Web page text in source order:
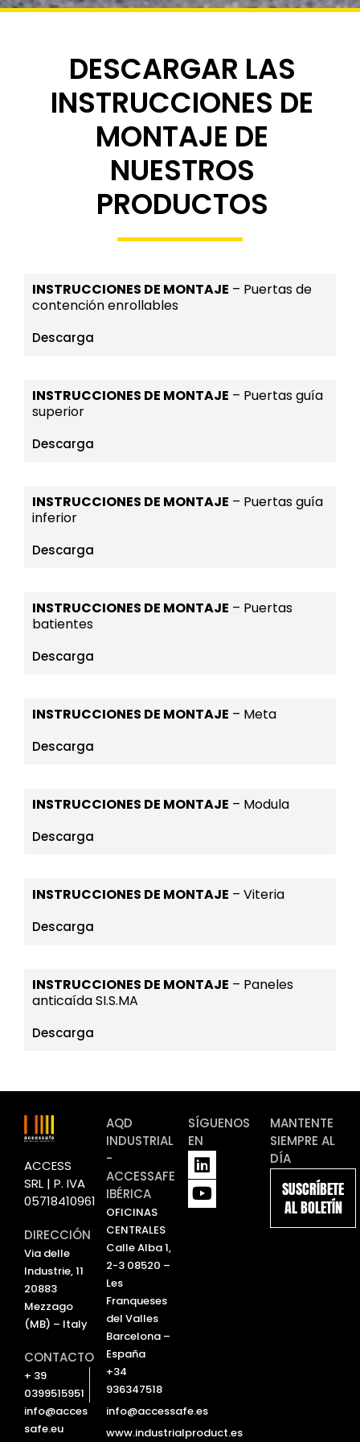
Instrucciones de
montaje
Descarga los archivos de tu interés
Contáctanos
DESCARGAR LAS
INSTRUCCIONES DE
MONTAJE DE
NUESTROS
PRODUCTOS
INSTRUCCIONES DE MONTAJE – Puertas de
contención enrollables
Descarga
INSTRUCCIONES DE MONTAJE – Puertas guía
superior
Descarga
INSTRUCCIONES DE MONTAJE – Puertas guía
inferior
Descarga
INSTRUCCIONES DE MONTAJE – Puertas
batientes
Descarga
INSTRUCCIONES DE MONTAJE – Meta
Descarga
INSTRUCCIONES DE MONTAJE – Modula
Descarga
INSTRUCCIONES DE MONTAJE – Viteria
Descarga
INSTRUCCIONES DE MONTAJE – Paneles
anticaída SI.S.MA
Descarga
ACCESS
SRL | P. IVA
05718410961
DIRECCIÓN
Via delle
Industrie, 11
20883
Mezzago
(MB) – Italy
CONTACTO
+ 39
0399515951
info@acces
safe.eu
AQD
INDUSTRIAL
-
ACCESSAFE
IBÉRICA
OFICINAS
CENTRALES
Calle Alba 1,
2-3 08520 –
Les
Franqueses
del Valles
Barcelona –
España
+34
936347518
info@accessafe.es
www.industrialproduct.es
SÍGUENOS
EN
L
i
n
k
Y
o
u
t
MANTENTE
SIEMPRE AL
DÍA
SUSCRÍBETE
AL BOLETÍN